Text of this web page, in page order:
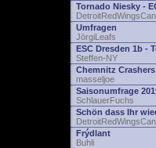
Tornado Niesky -
Umfragen
JörgiLeafs
ESC Dresden 1b -
Steffen-NY
Chemnitz Crashers
masseljoe
Saisonumfrage
SchlauerFuchs
Schön dass Ihr
Frýdlant
Buhli